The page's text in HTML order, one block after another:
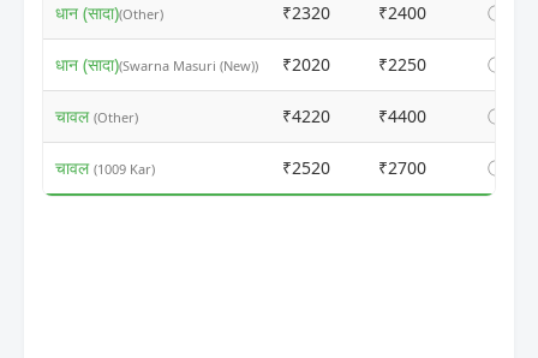
धान (सादा)(Other) ₹2320 ₹2400 ⓘ
धान (सादा)(Swarna Masuri (New)) ₹2020 ₹2250 ⓘ
चावल (Other) ₹4220 ₹4400 ⓘ
चावल (1009 Kar) ₹2520 ₹2700 ⓘ